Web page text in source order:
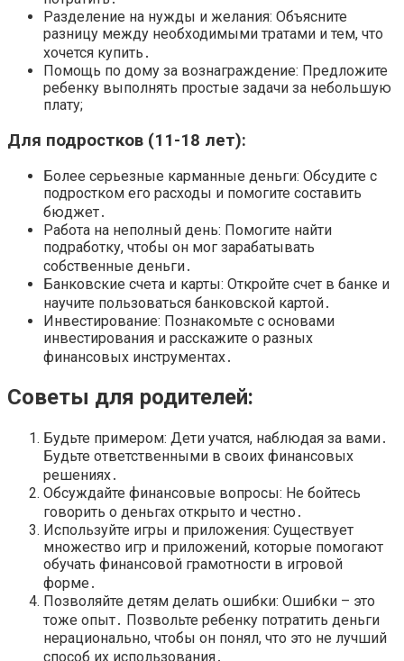
Разделение на нужды и желания: Объясните
разницу между необходимыми тратами и тем, что
хочется купить․
Помощь по дому за вознаграждение: Предложите
ребенку выполнять простые задачи за небольшую
плату;
Для подростков (11-18 лет):
Более серьезные карманные деньги: Обсудите с
подростком его расходы и помогите составить
бюджет․
Работа на неполный день: Помогите найти
подработку, чтобы он мог зарабатывать
собственные деньги․
Банковские счета и карты: Откройте счет в банке и
научите пользоваться банковской картой․
Инвестирование: Познакомьте с основами
инвестирования и расскажите о разных
финансовых инструментах․
Советы для родителей:
Будьте примером: Дети учатся, наблюдая за вами․
Будьте ответственными в своих финансовых
решениях․
Обсуждайте финансовые вопросы: Не бойтесь
говорить о деньгах открыто и честно․
Используйте игры и приложения: Существует
множество игр и приложений, которые помогают
обучать финансовой грамотности в игровой
форме․
Позволяйте детям делать ошибки: Ошибки – это
тоже опыт․ Позвольте ребенку потратить деньги
нерационально, чтобы он понял, что это не лучший
способ их использования․